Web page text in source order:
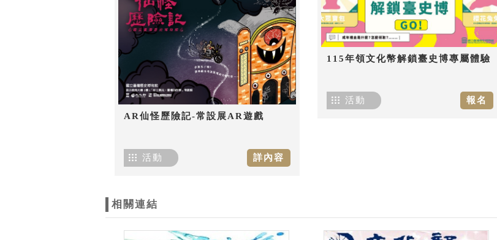
115年領文化幣解鎖臺史博專屬體驗
報名
活動
AR仙怪歷險記-常設展AR遊戲
詳內容
活動
相關連結